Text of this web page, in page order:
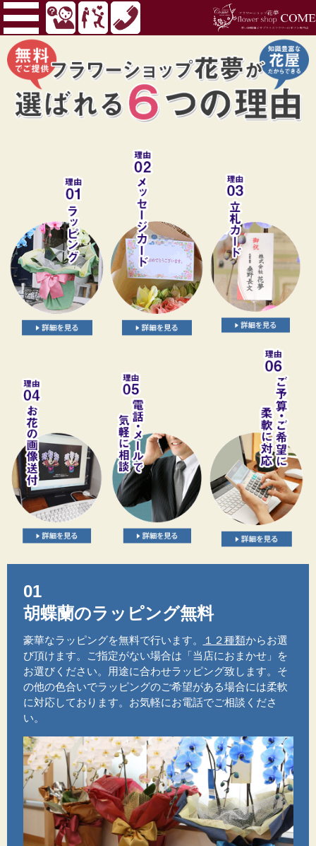
01
胡蝶蘭のラッピング無料
豪華なラッピングを無料で行います。 １２種類からお選
び頂けます。ご指定がない場合は「当店におまかせ」を
お選びください。用途に合わせラッピング致します。そ
の他の色合いでラッピングのご希望がある場合には柔軟
に対応しております。お気軽にお電話でご相談くださ
い。